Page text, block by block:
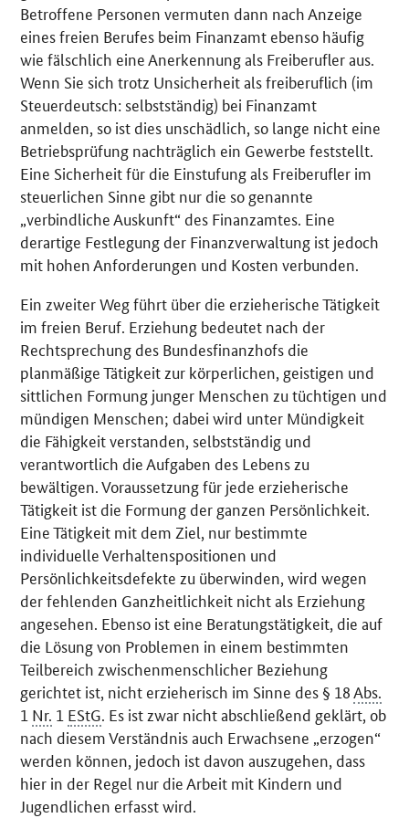
Betroffene Personen vermuten dann nach Anzeige
eines freien Berufes beim Finanzamt ebenso häufig
wie fälschlich eine Anerkennung als Freiberufler aus.
Wenn Sie sich trotz Unsicherheit als freiberuflich (im
Steuerdeutsch: selbstständig) bei Finanzamt
anmelden, so ist dies unschädlich, so lange nicht eine
Betriebsprüfung nachträglich ein Gewerbe feststellt.
Eine Sicherheit für die Einstufung als Freiberufler im
steuerlichen Sinne gibt nur die so genannte
„verbindliche Auskunft“ des Finanzamtes. Eine
derartige Festlegung der Finanzverwaltung ist jedoch
mit hohen Anforderungen und Kosten verbunden.
Ein zweiter Weg führt über die erzieherische Tätigkeit
im freien Beruf. Erziehung bedeutet nach der
Rechtsprechung des Bundesfinanzhofs die
planmäßige Tätigkeit zur körperlichen, geistigen und
sittlichen Formung junger Menschen zu tüchtigen und
mündigen Menschen; dabei wird unter Mündigkeit
die Fähigkeit verstanden, selbstständig und
verantwortlich die Aufgaben des Lebens zu
bewältigen. Voraussetzung für jede erzieherische
Tätigkeit ist die Formung der ganzen Persönlichkeit.
Eine Tätigkeit mit dem Ziel, nur bestimmte
individuelle Verhaltenspositionen und
Persönlichkeitsdefekte zu überwinden, wird wegen
der fehlenden Ganzheitlichkeit nicht als Erziehung
angesehen. Ebenso ist eine Beratungstätigkeit, die auf
die Lösung von Problemen in einem bestimmten
Teilbereich zwischenmenschlicher Beziehung
gerichtet ist, nicht erzieherisch im Sinne des § 18Abs.
1 Nr. 1 EStG. Es ist zwar nicht abschließend geklärt, ob
nach diesem Verständnis auch Erwachsene „erzogen“
werden können, jedoch ist davon auszugehen, dass
hier in der Regel nur die Arbeit mit Kindern und
Jugendlichen erfasst wird.